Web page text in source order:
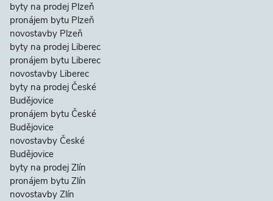
byty na prodej Plzeň
pronájem bytu Plzeň
novostavby Plzeň
byty na prodej Liberec
pronájem bytu Liberec
novostavby Liberec
byty na prodej České
Budějovice
pronájem bytu České
Budějovice
novostavby České
Budějovice
byty na prodej Zlín
pronájem bytu Zlín
novostavby Zlín